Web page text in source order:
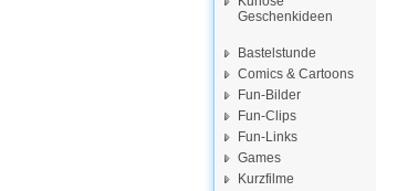
Geschenkideen
Bastelstunde
Comics & Cartoons
Fun-Bilder
Fun-Clips
Fun-Links
Games
Kurzfilme